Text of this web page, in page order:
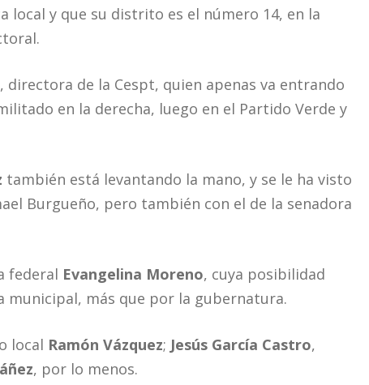
y que su distrito es el número 14, en la
, directora de la Cespt, quien apenas va entrando
en la derecha, luego en el Partido Verde y
también está levantando la mano, y se le ha visto
Burgueño, pero también con el de la senadora
federal Evangelina Moreno, cuya posibilidad
municipal, más que por la gubernatura.
local Ramón Vázquez; Jesús García Castro,
, por lo menos.